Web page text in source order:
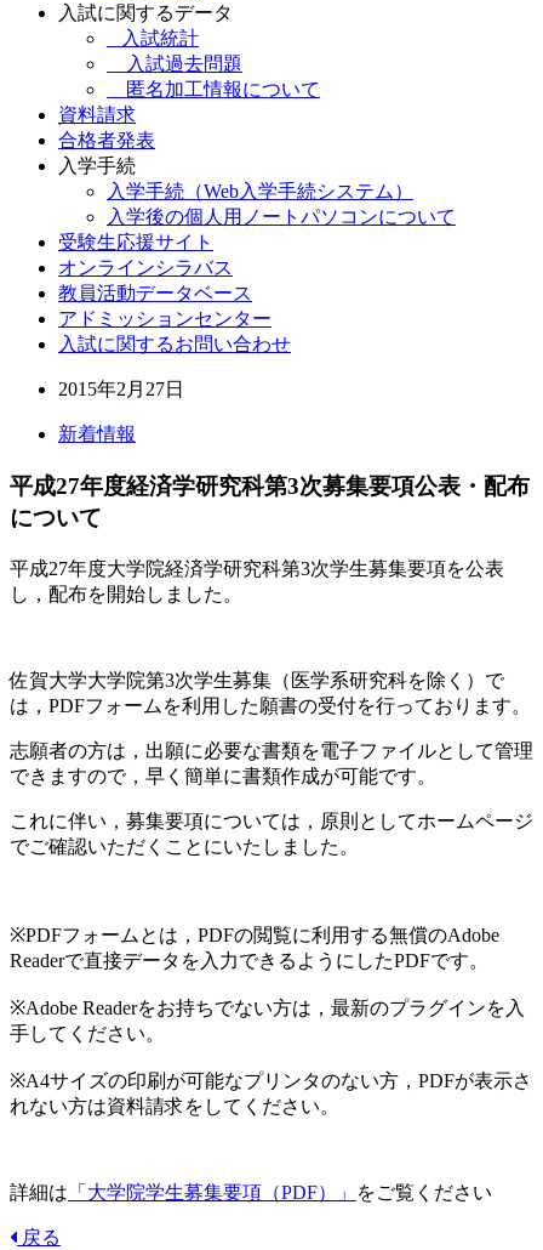
入試に関するデータ
入試統計
入試過去問題
匿名加工情報について
資料請求
合格者発表
入学手続
入学手続（Web入学手続システム）
入学後の個人用ノートパソコンについて
受験生応援サイト
オンラインシラバス
教員活動データベース
アドミッションセンター
入試に関するお問い合わせ
2015年2月27日
新着情報
平成27年度経済学研究科第3次募集要項公表・配布
について
平成27年度大学院経済学研究科第3次学生募集要項を公表
し，配布を開始しました。
佐賀大学大学院第3次学生募集（医学系研究科を除く）で
は，PDFフォームを利用した願書の受付を行っております。
志願者の方は，出願に必要な書類を電子ファイルとして管理
できますので，早く簡単に書類作成が可能です。
これに伴い，募集要項については，原則としてホームページ
でご確認いただくことにいたしました。
※PDFフォームとは，PDFの閲覧に利用する無償のAdobe
Readerで直接データを入力できるようにしたPDFです。
※Adobe Readerをお持ちでない方は，最新のプラグインを入
手してください。
※A4サイズの印刷が可能なプリンタのない方，PDFが表示さ
れない方は資料請求をしてください。
詳細は 「大学院学生募集要項（PDF）」 をご覧ください
戻る